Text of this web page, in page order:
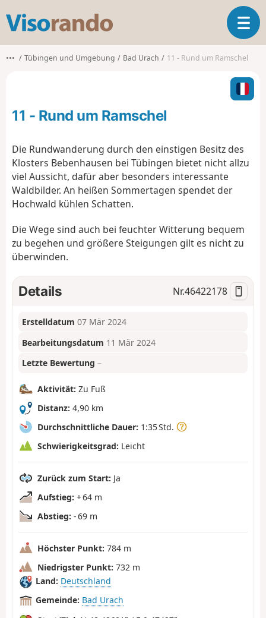
s
o
o
T
o
g
l
n
g
a
••• Tübingen und Umgebung Bad Urach 11 - Rund um Ramschel
11 - Rund um Ramschel
Die Rundwanderung durch den einstigen Besitz des
Klosters Bebenhausen bei Tübingen bietet nicht allzu
viel Aussicht, dafür aber besonders interessante
Waldbilder. An heißen Sommertagen spendet der
Hochwald kühlen Schatten.
Die Wege sind auch bei feuchter Witterung bequem
zu begehen und größere Steigungen gilt es nicht zu
überwinden.
Details Nr.46422178
Erstelldatum 07 Mär 2024
Bearbeitungsdatum 11 Mär 2024
Letzte Bewertung –
Aktivität: Zu Fuß
Distanz: 4,90 km
Durchschnittliche Dauer: 1:35 Std.
Schwierigkeitsgrad: Leicht
Zurück zum Start: Ja
Aufstieg: + 64 m
Abstieg: - 69 m
Höchster Punkt: 784 m
Niedrigster Punkt: 732 m
Land: Deutschland
Gemeinde: Bad Urach